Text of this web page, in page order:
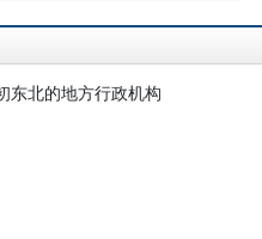
东北的地方行政机构